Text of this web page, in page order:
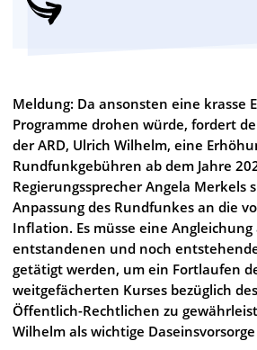
Meldung: Da ansonsten eine krasse
Programme drohen würde, fordert
der ARD, Ulrich Wilhelm, eine
Rundfunkgebühren ab dem Jahre
Regierungssprecher Angela Merkels
Anpassung des Rundfunkes an die
Inflation. Es müsse eine Angleichung
entstandenen und noch
getätigt werden, um ein Fortlaufen
weitgefächerten Kurses bezüglich
Öffentlich-Rechtlichen zu
Wilhelm als wichtige